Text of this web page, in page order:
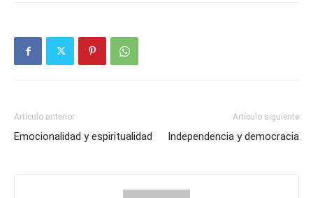
Artículo anterior
Emocionalidad y espiritualidad
Artículo siguiente
Independencia y democracia